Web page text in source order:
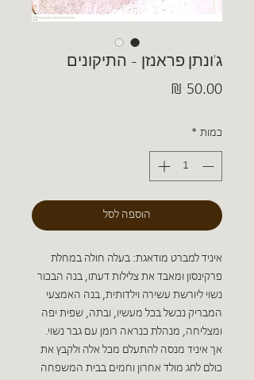
ג'ונתן פראנזן - התיקונים
כמות *
הוספה לסל
איניד למברט מודאגת: בעלה חולה במחלת
פרקינסון ומאבד את צלילות דעתו, בנה הבכור
נשוי ליורשת עשירה וילדותית, בנה האמצעי
המבריק נכשל בכל מעשיו, ובתה, שפית יפה
ומצליחה, מנהלת כנראה רומן עם גבר נשוי.
אך איניד מנסה להתעלם מכל אלה ולקבץ את
כולם לחג מולד אחרון וחמים בבית המשפחה